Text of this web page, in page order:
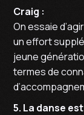
Craig :
On essaie
un effort
jeune
termes de
5. La danse